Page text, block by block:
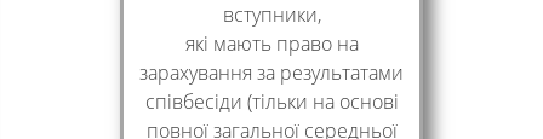
вступники,
які мають право на
зарахування за результатами
співбесіди (тільки на основі
повної загальної середньої